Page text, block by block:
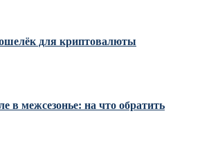
для криптовалюты
в межсезонье: на что обратить